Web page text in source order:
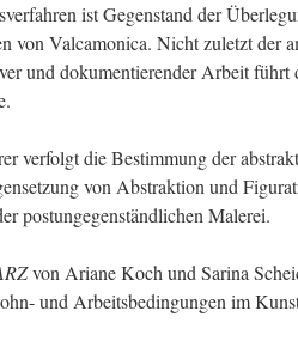
ist Gegenstand der
von Valcamonica. Nicht zuletzt der
und dokumentierender Arbeit
verfolgt die Bestimmung der
von Abstraktion und
postungegenständlichen Malerei.
von Ariane Koch und Sarina
und Arbeitsbedingungen im